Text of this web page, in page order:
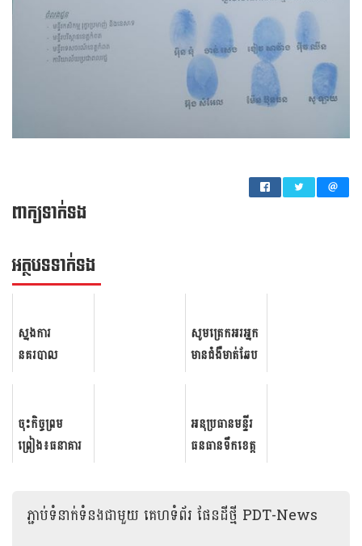
ពាក្យទាក់ទង
អត្ថ​បទ​ទាក់​ទង
ស្នងការ​
នគរបាល​
ជួន ណា​រិ​ន្ទ ការ
ផ្សព្វផ្សាយ​ថា
សូមត្រេកអរអ្នក
មានជំងឺមាត់ឆែប
ដោយឥតគិតថ្លៃ
រយៈពេលបីថ្ងៃ
ចុះកិច្ចព្រម
ព្រៀង៖ធនាគារ
ធានាឥណទាន​
អនុប្រធាន​មន្ទីរ​
ធនធានទឹក​​ខេត្ត
មេខ្លោង​ចាក់​ដី​
ភ្ជាប់ទំនាក់ទំនងជាមួយ គេហទំព័រ ផែនដីថ្មី PDT-News